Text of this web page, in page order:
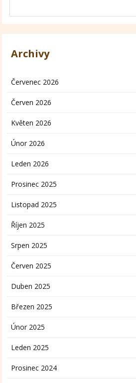
Archivy
Červenec 2026
Červen 2026
Květen 2026
Únor 2026
Leden 2026
Prosinec 2025
Listopad 2025
Říjen 2025
Srpen 2025
Červen 2025
Duben 2025
Březen 2025
Únor 2025
Leden 2025
Prosinec 2024